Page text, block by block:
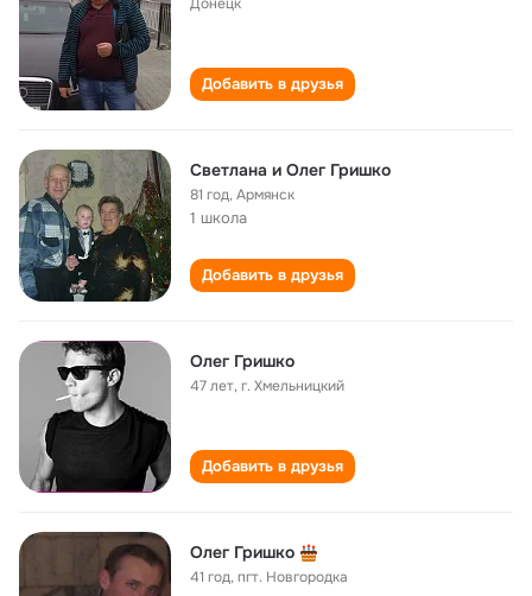
Добавить в друзья
Светлана и Олег Гришко
81 год,Армянск
1 школа
Добавить в друзья
Олег Гришко
47 лет,г. Хмельницкий
Добавить в друзья
Олег Гришко
41 год,пгт. Новгородка